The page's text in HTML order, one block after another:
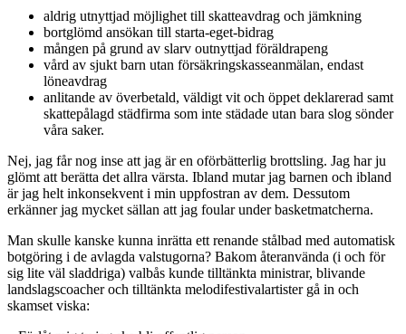
aldrig utnyttjad möjlighet till skatteavdrag och jämkning
bortglömd ansökan till starta-eget-bidrag
mången på grund av slarv outnyttjad föräldrapeng
vård av sjukt barn utan försäkringskasseanmälan, endast
löneavdrag
anlitande av överbetald, väldigt vit och öppet deklarerad samt
skattepålagd städfirma som inte städade utan bara slog sönder
våra saker.
Nej, jag får nog inse att jag är en oförbätterlig brottsling. Jag har ju
glömt att berätta det allra värsta. Ibland mutar jag barnen och ibland
är jag helt inkonsekvent i min uppfostran av dem. Dessutom
erkänner jag mycket sällan att jag foular under basketmatcherna.
Man skulle kanske kunna inrätta ett renande stålbad med automatisk
botgöring i de avlagda valstugorna? Bakom återanvända (i och för
sig lite väl sladdriga) valbås kunde tilltänkta ministrar, blivande
landslagscoacher och tilltänkta melodifestivalartister gå in och
skamset viska: